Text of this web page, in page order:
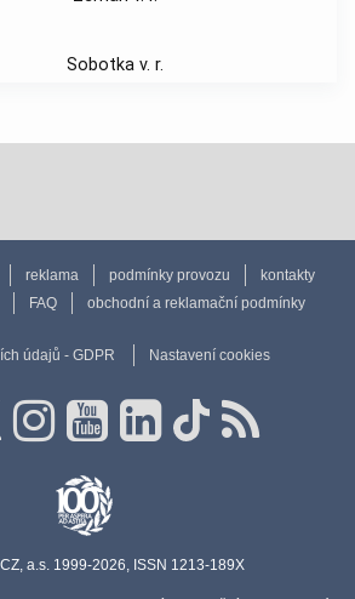
Sobotka v. r.
reklama podmínky provozu
kontakty
FAQ obchodní a reklamační podmínky
údajů - GDPR Nastavení cookies
a.s. 1999-2026, ISSN 1213-189X